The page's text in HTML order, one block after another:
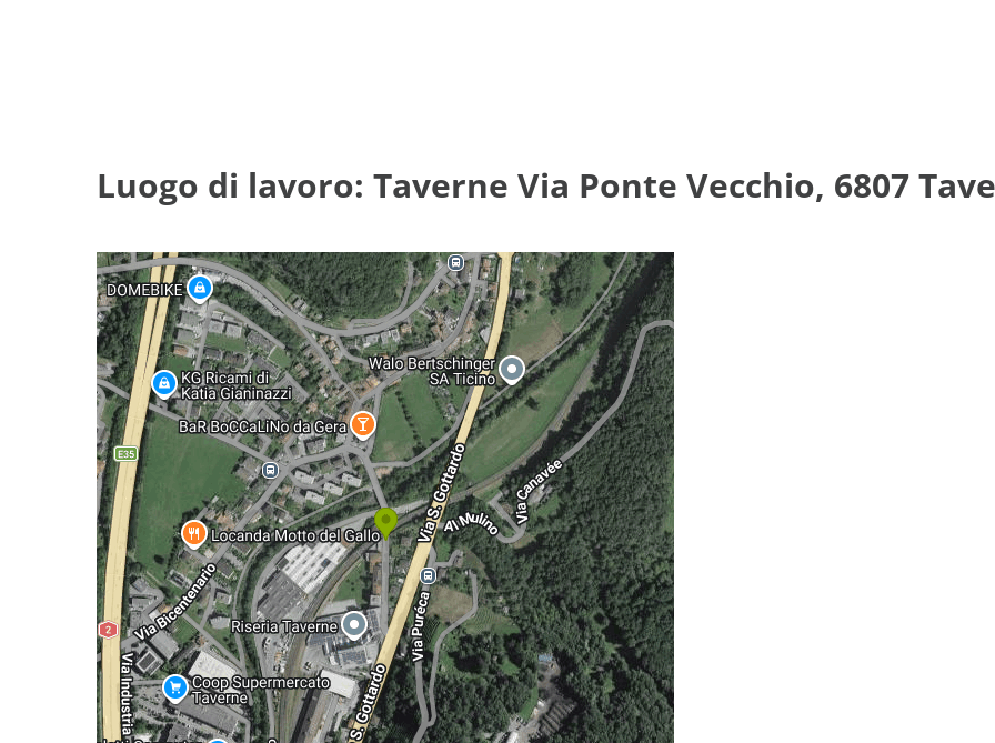
Luogo di lavoro: Taverne Via Ponte Vecchio, 6807